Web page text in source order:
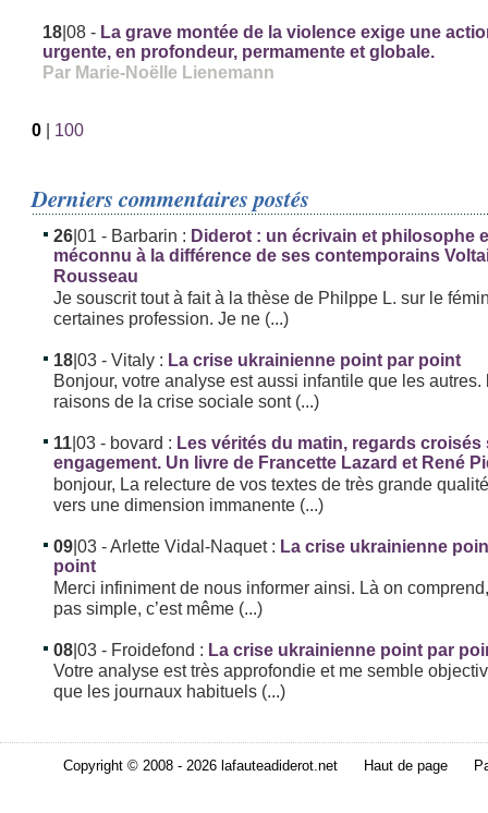
18|08 - La grave montée de la violence exige une
urgente, en profondeur, permamente et globale.
Par Marie-Noëlle Lienemann
0 | 100
Derniers commentaires postés
26|01 - Barbarin : Diderot : un écrivain et philosophe
méconnu à la différence de ses contemporains
Rousseau
Je souscrit tout à fait à la thèse de Philppe L. sur le
certaines profession. Je ne (...)
18|03 - Vitaly : La crise ukrainienne point par point
Bonjour, votre analyse est aussi infantile que les autres.
raisons de la crise sociale sont (...)
11|03 - bovard : Les vérités du matin, regards croisés
engagement. Un livre de Francette Lazard et René
bonjour, La relecture de vos textes de très grande
vers une dimension immanente (...)
09|03 - Arlette Vidal-Naquet : La crise ukrainienne
point
Merci infiniment de nous informer ainsi. Là on
pas simple, c’est même (...)
08|03 - Froidefond : La crise ukrainienne point par
Votre analyse est très approfondie et me semble
que les journaux habituels (...)
Copyright © 2008 - 2026 lafauteadiderot.net Haut de page